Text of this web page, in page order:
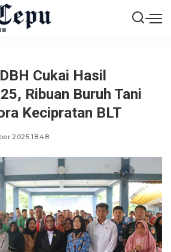
Cukai Hasil
Ribuan Buruh Tani
Kecipratan BLT
2025 18:48